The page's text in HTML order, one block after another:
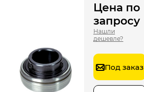
Цена по
запросу
Нашли
дешевле?
Под заказ